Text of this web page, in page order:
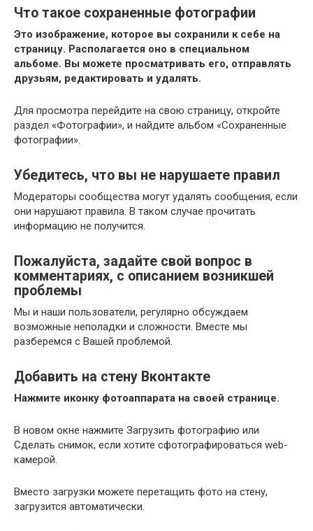
Что такое сохраненные фотографии
Это изображение, которое вы сохранили к себе на
страницу. Располагается оно в специальном
альбоме. Вы можете просматривать его, отправлять
друзьям, редактировать и удалять.
Для просмотра перейдите на свою страницу, откройте
раздел «Фотографии», и найдите альбом «Сохраненные
фотографии».
Убедитесь, что вы не нарушаете правил
Модераторы сообщества могут удалять сообщения, если
они нарушают правила. В таком случае прочитать
информацию не получится.
Пожалуйста, задайте свой вопрос в
комментариях, с описанием возникшей
проблемы
Мы и наши пользователи, регулярно обсуждаем
возможные неполадки и сложности. Вместе мы
разберемся с Вашей проблемой.
Добавить на стену Вконтакте
Нажмите иконку фотоаппарата на своей странице.
В новом окне нажмите Загрузить фотографию или
Сделать снимок, если хотите сфотографироваться web-
камерой.
Вместо загрузки можете перетащить фото на стену,
загрузится автоматически.